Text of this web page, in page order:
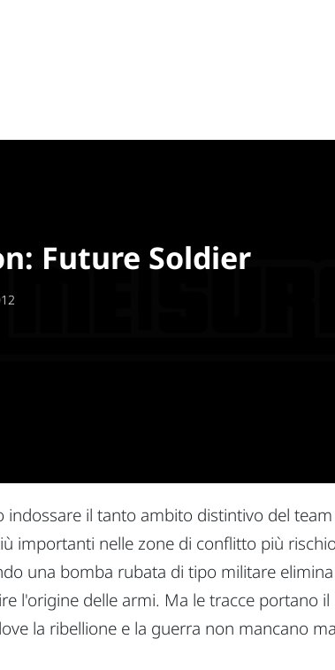
Future Soldier
il tanto ambito distintivo del
importanti nelle zone di conflitto più
una bomba rubata di tipo militare
l'origine delle armi. Ma le tracce portano il
la ribellione e la guerra non mancano